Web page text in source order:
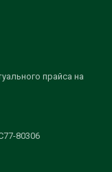
прайса на
80306